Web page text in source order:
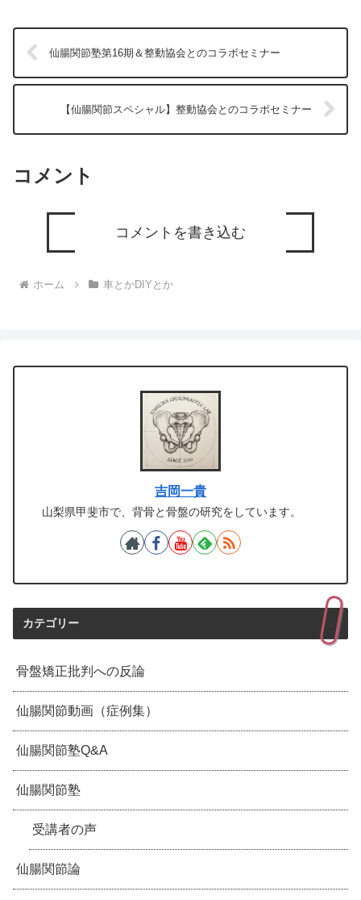
仙腸関節塾第16期＆整動協会とのコラボセミナー
【仙腸関節スペシャル】整動協会とのコラボセミナー
コメント
コメントを書き込む
ホーム 車とかDIYとか
吉岡一貴
山梨県甲斐市で、背骨と骨盤の研究をしています。
カテゴリー
骨盤矯正批判への反論
仙腸関節動画（症例集）
仙腸関節塾Q&A
仙腸関節塾
受講者の声
仙腸関節論